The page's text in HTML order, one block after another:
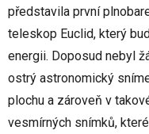
představila první
teleskop Euclid, který
energii. Doposud nebyl
ostrý astronomický
plochu a zároveň v
vesmírných snímků,